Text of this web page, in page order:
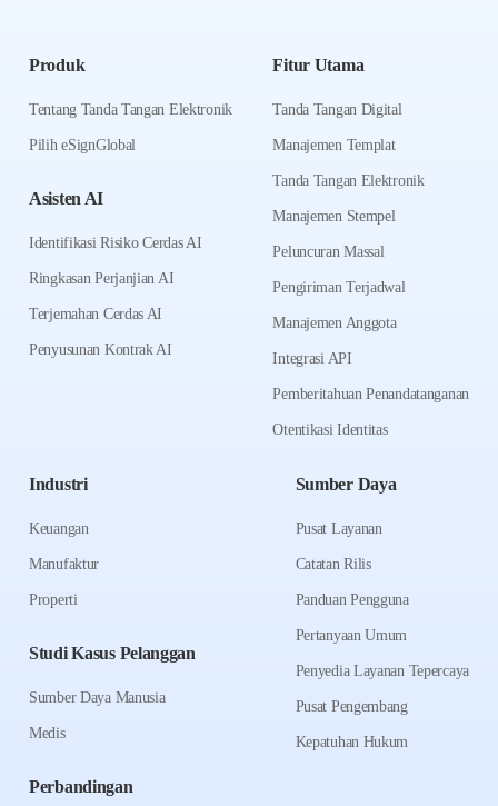
Produk
Tentang Tanda Tangan Elektronik
Pilih eSignGlobal
Asisten AI
Identifikasi Risiko Cerdas AI
Ringkasan Perjanjian AI
Terjemahan Cerdas AI
Penyusunan Kontrak AI
Fitur Utama
Tanda Tangan Digital
Manajemen Templat
Tanda Tangan Elektronik
Manajemen Stempel
Peluncuran Massal
Pengiriman Terjadwal
Manajemen Anggota
Integrasi API
Pemberitahuan Penandatanganan
Otentikasi Identitas
Industri
Keuangan
Manufaktur
Properti
Studi Kasus Pelanggan
Sumber Daya Manusia
Medis
Perbandingan
Sumber Daya
Pusat Layanan
Catatan Rilis
Panduan Pengguna
Pertanyaan Umum
Penyedia Layanan Tepercaya
Pusat Pengembang
Kepatuhan Hukum